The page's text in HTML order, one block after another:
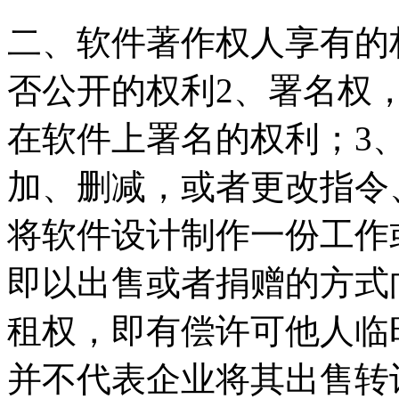
二、软件著作权人享有
否公开的权利2、署名权
在软件上署名的权利；3
加、删减，或者更改指
将软件设计制作一份工
即以出售或者捐赠的方
租权，即有偿许可他人
并不代表企业将其出售